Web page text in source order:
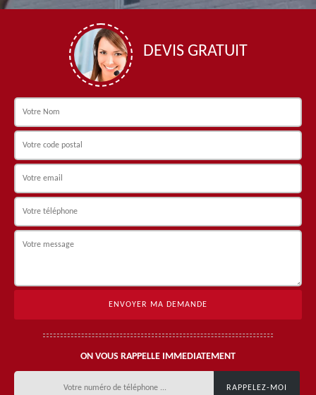
DEVIS GRATUIT
ON VOUS RAPPELLE IMMEDIATEMENT